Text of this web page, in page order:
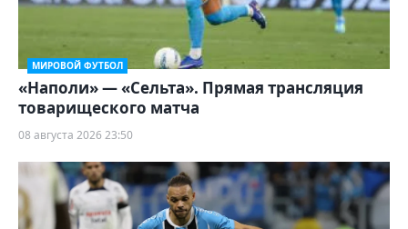
МИРОВОЙ ФУТБОЛ
«Наполи» — «Сельта». Прямая трансляция
товарищеского матча
08 августа 2026 23:50